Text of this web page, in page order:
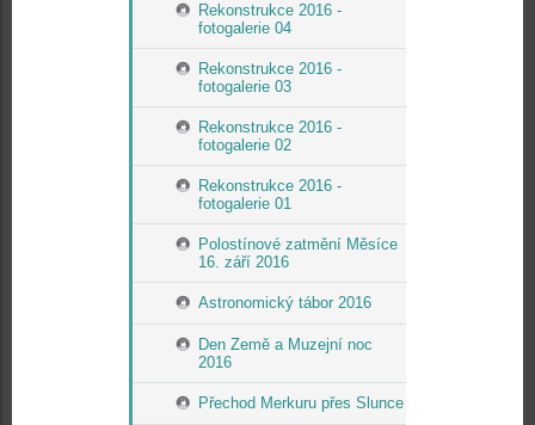
Rekonstrukce 2016 -
fotogalerie 04
Rekonstrukce 2016 -
fotogalerie 03
Rekonstrukce 2016 -
fotogalerie 02
Rekonstrukce 2016 -
fotogalerie 01
Polostínové zatmění Měsíce
16. září 2016
Astronomický tábor 2016
Den Země a Muzejní noc
2016
Přechod Merkuru přes Slunce